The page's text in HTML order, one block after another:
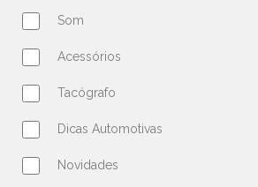
Som
Acessórios
Tacógrafo
Dicas Automotivas
Novidades